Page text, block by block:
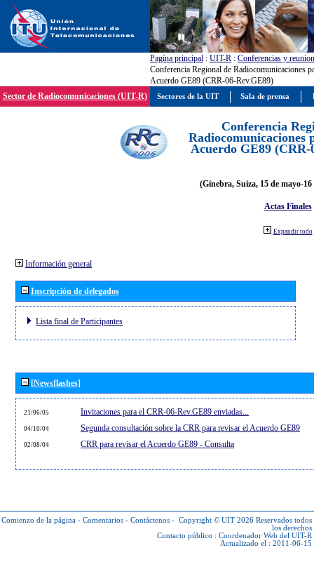
Pagína principal : UIT-R : Conferencias y
Conferencia Regional de Radiocomunicaciones
Acuerdo GE89 (CRR-06-Rev.GE89)
Sector de Radiocomunicaciones (UIT-R)
Conferencia
Radiocomunicaciones
Acuerdo GE89 (CRR-
(Ginebra, Suiza, 15 de mayo-
Actas Finales
Expandir todo
Información general
Inscripción de delegados
Lista final de Participantes
[Newsflashes]
21/06/05 Invitaciones para el CRR-06-Rev.GE89 enviadas...
04/10/04 Segunda consultación sobre la CRR para revisar el Acuerdo GE89
02/08/04 CRR para revisar el Acuerdo GE89 - Consulta
Comienzo de la página - Comentarios - Contáctenos - Copyright © UIT 2026 Reservados todos
los derechos
Contacto público : Coordenador Web del UIT-R
Actualizado el : 2011-06-15
Sectores de la UIT Sala de prensa